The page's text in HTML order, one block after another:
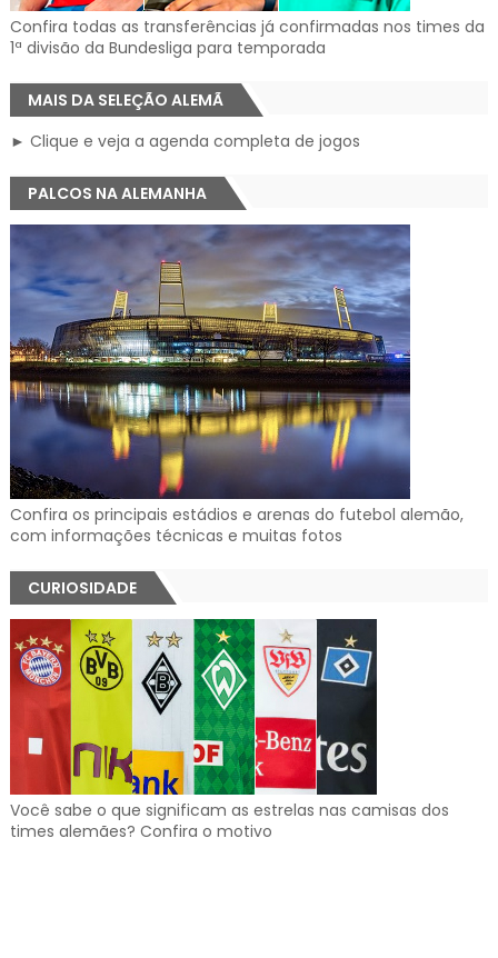
Confira todas as transferências já confirmadas nos times da
1ª divisão da Bundesliga para temporada
MAIS DA SELEÇÃO ALEMÃ
► Clique e veja a agenda completa de jogos
PALCOS NA ALEMANHA
Confira os principais estádios e arenas do futebol alemão,
com informações técnicas e muitas fotos
CURIOSIDADE
Você sabe o que significam as estrelas nas camisas dos
times alemães? Confira o motivo